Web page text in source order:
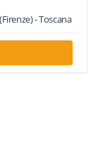
-Toscana